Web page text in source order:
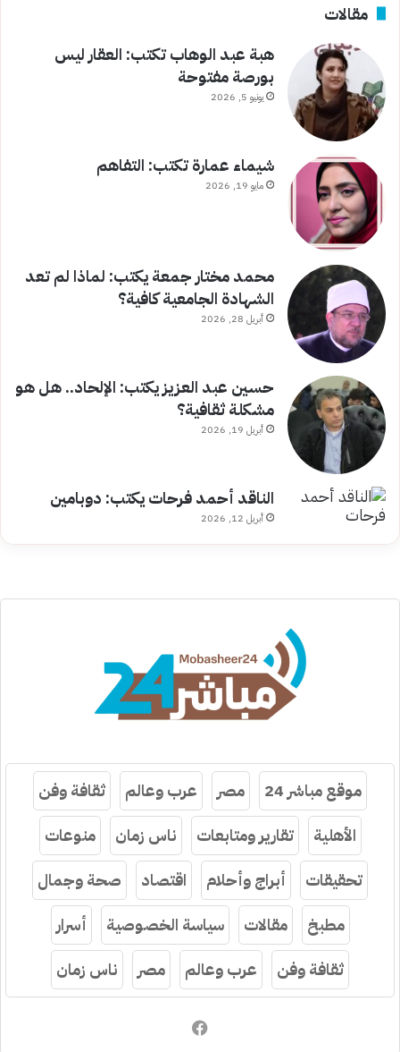
مقالات
هبة عبد الوهاب تكتب: العقار ليس
بورصة مفتوحة
يونيو 5, 2026
شيماء عمارة تكتب: التفاهم
مايو 19, 2026
محمد مختار جمعة يكتب: لماذا لم تعد
الشهادة الجامعية كافية؟
أبريل 28, 2026
حسين عبد العزيز يكتب: الإلحاد.. هل هو
مشكلة ثقافية؟
أبريل 19, 2026
الناقد أحمد فرحات يكتب: دوبامين
أبريل 12, 2026
موقع مباشر 24 مصر عرب وعالم
ثقافة وفن
الأهلية
تقارير ومتابعات ناس زمان
منوعات
تحقيقات
أبراج وأحلام اقتصاد
صحة وجمال
مطبخ
مقالات سياسة الخصوصية
أسرار
ثقافة وفن
عرب وعالم مصر ناس زمان
فيسبوك